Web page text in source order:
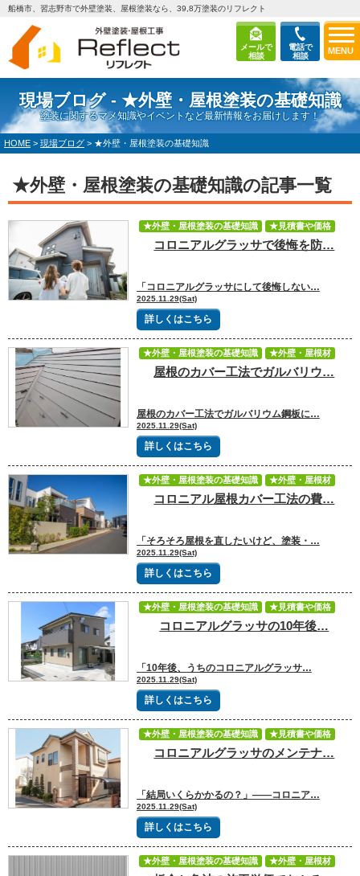
メールで
相談
電話で
相談
MENU
船橋市、習志野市で外壁塗装、屋根塗装なら、39,8万塗装のリフレクト
現場ブログ - ★外壁・屋根塗装の基礎知識
塗装に関するマメ知識やイベントなど最新情報をお届けします！
HOME > 現場ブログ > ★外壁・屋根塗装の基礎知識
★外壁・屋根塗装の基礎知識の記事一覧
コロニアルグラッサで後悔を防…
「コロニアルグラッサにして後悔しない…
2025.11.29(Sat)
詳しくはこちら
★外壁・屋根塗装の基礎知識 ★見積書や価格
屋根のカバー工法でガルバリウ…
屋根のカバー工法でガルバリウム鋼板に…
2025.11.29(Sat)
詳しくはこちら
★外壁・屋根塗装の基礎知識
★外壁・屋根材
★見積書や価格
コロニアル屋根カバー工法の費…
「そろそろ屋根を直したいけど、塗装・…
2025.11.29(Sat)
詳しくはこちら
★外壁・屋根塗装の基礎知識
★外壁・屋根材
★見積書や価格
コロニアルグラッサの10年後…
「10年後、うちのコロニアルグラッサ…
2025.11.29(Sat)
詳しくはこちら
★外壁・屋根塗装の基礎知識 ★見積書や価格
コロニアルグラッサのメンテナ…
「結局いくらかかるの？」——コロニア…
2025.11.29(Sat)
詳しくはこちら
★外壁・屋根塗装の基礎知識 ★見積書や価格
★外壁・屋根塗装の基礎知識
★外壁・屋根材